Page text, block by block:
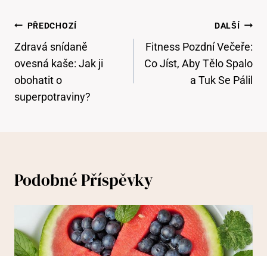
Navigace
Pro
Příspěvek
PŘEDCHOZÍ
Zdravá snídaně
ovesná kaše: Jak ji
obohatit o
superpotraviny?
DALŠÍ
Fitness Pozdní Večeře:
Co Jíst, Aby Tělo Spalo
a Tuk Se Pálil
Podobné Příspěvky